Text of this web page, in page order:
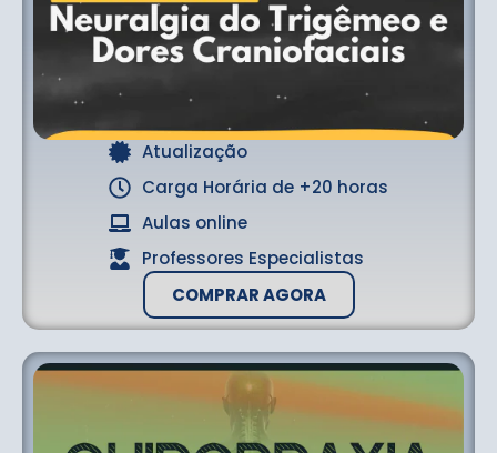
Atualização
Carga Horária de +20 horas
Aulas online
Professores Especialistas
COMPRAR AGORA